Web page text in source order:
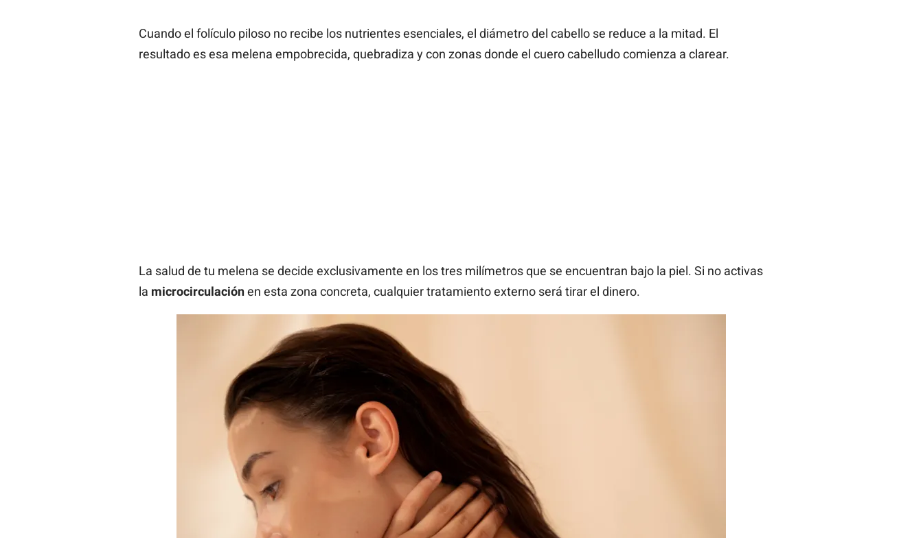
Cuando el folículo piloso no recibe los nutrientes esenciales, el diámetro del cabello se reduce a la mitad. El
resultado es esa melena empobrecida, quebradiza y con zonas donde el cuero cabelludo comienza a clarear.
La salud de tu melena se decide exclusivamente en los tres milímetros que se encuentran bajo la piel. Si no activas
la microcirculaciónen esta zona concreta, cualquier tratamiento externo será tirar el dinero.